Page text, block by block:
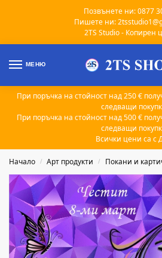
Позвънете ни: 0877
Пишете ни:
2TS Studio - Копирен
МЕНЮ
При поръчка на стойност над 250 €
следващи
При поръчка на стойност над 500 €
следващи
Всички цени са с
Начало / Арт продукти / Покани и